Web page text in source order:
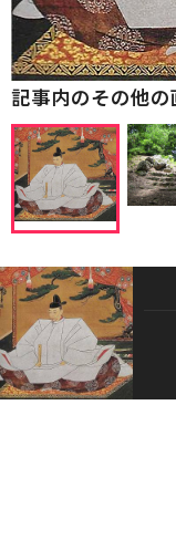
記事内のその他の